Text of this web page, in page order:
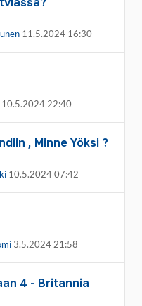
11.5.2024 16:30
10.5.2024 22:40
, Minne Yöksi ?
10.5.2024 07:42
3.5.2024 21:58
4 - Britannia